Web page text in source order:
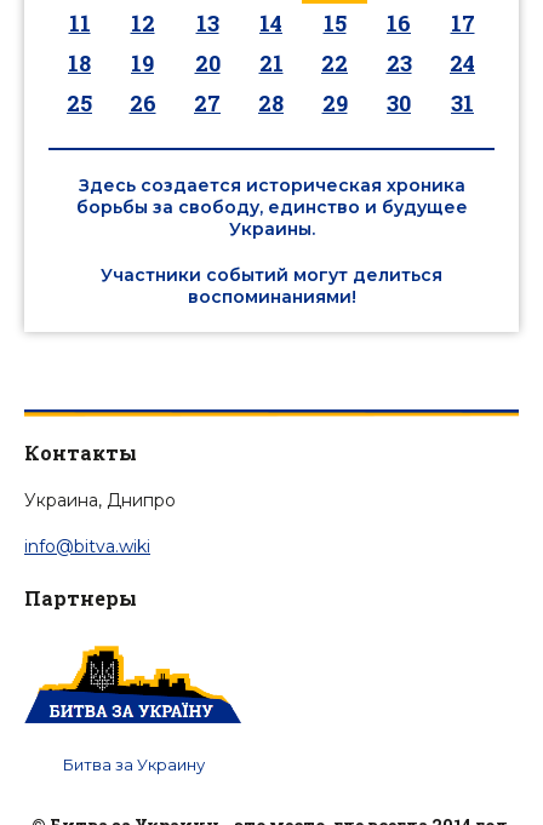
11
12 13 14 15 16
17
18
19 20 21 22 23
24
25
26 27 28 29 30 31
Здесь создается историческая хроника
борьбы за свободу, единство и будущее
Украины.
Участники событий могут делиться
воспоминаниями!
Контакты
Украина, Днипро
info@bitva.wiki
Партнеры
Битва за Украину